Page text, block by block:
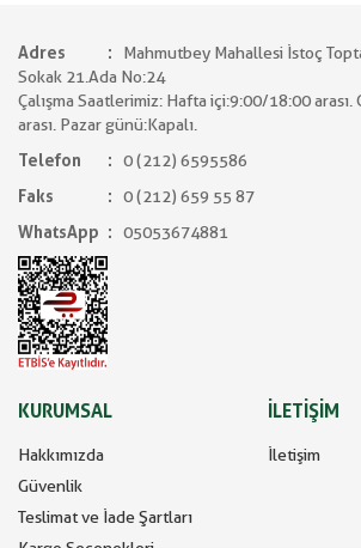
Adres
Mahmutbey Mahallesi İstoç
Sokak 21.Ada No:24
Çalışma Saatlerimiz: Hafta içi:9:00/18:00
arası. Pazar günü:Kapalı.
Telefon
0 (212) 6595586
Faks
0 (212) 659 55 87
WhatsApp
05053674881
KURUMSAL
Hakkımızda
Güvenlik
Teslimat ve İade Şartları
İLETİŞİM
İletişim